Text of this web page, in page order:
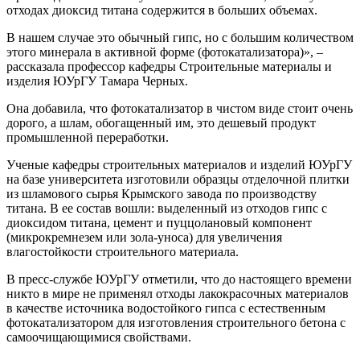
отходах диоксид титана содержится в больших объемах.
В нашем случае это обычный гипс, но с большим количеством
этого минерала в активной форме (фотокатализатора)», –
рассказала профессор кафедры Строительные материалы и
изделия ЮУрГУ Тамара Черных.
Она добавила, что фотокатализатор в чистом виде стоит очень
дорого, а шлам, обогащенный им, это дешевый продукт
промышленной переработки.
Ученые кафедры строительных материалов и изделий ЮУрГУ
на базе университета изготовили образцы отделочной плитки
из шламового сырья Крымского завода по производству
титана. В ее состав вошли: выделенный из отходов гипс с
диоксидом титана, цемент и пуццолановый компонент
(микрокремнезем или зола-уноса) для увеличения
влагостойкости строительного материала.
В пресс-службе ЮУрГУ отметили, что до настоящего времени
никто в мире не применял отходы лакокрасочных материалов
в качестве источника водостойкого гипса с естественным
фотокатализатором для изготовления строительного бетона с
самоочищающимися свойствами.